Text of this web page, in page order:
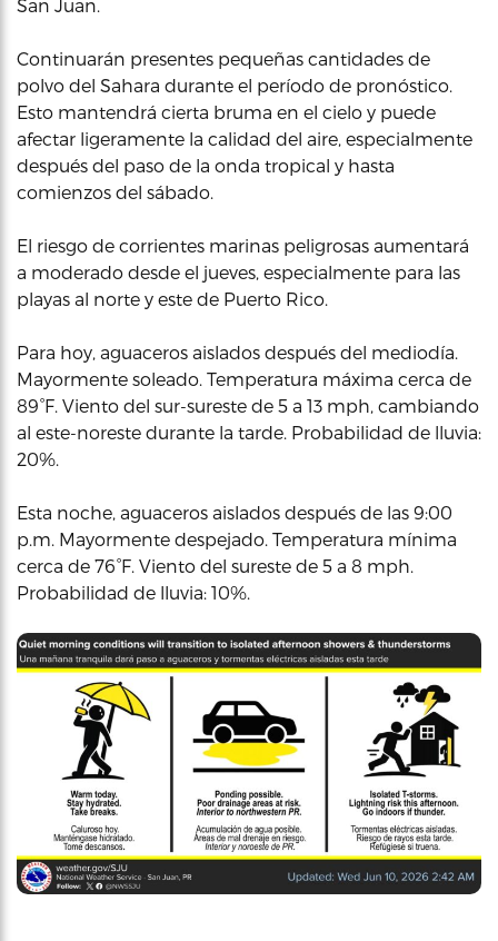
San Juan.
Continuarán presentes pequeñas cantidades de
polvo del Sahara durante el período de pronóstico.
Esto mantendrá cierta bruma en el cielo y puede
afectar ligeramente la calidad del aire, especialmente
después del paso de la onda tropical y hasta
comienzos del sábado.
El riesgo de corrientes marinas peligrosas aumentará
a moderado desde el jueves, especialmente para las
playas al norte y este de Puerto Rico.
Para hoy, aguaceros aislados después del mediodía.
Mayormente soleado. Temperatura máxima cerca de
89°F. Viento del sur-sureste de 5 a 13 mph, cambiando
al este-noreste durante la tarde. Probabilidad de lluvia:
20%.
Esta noche, aguaceros aislados después de las 9:00
p.m. Mayormente despejado. Temperatura mínima
cerca de 76°F. Viento del sureste de 5 a 8 mph.
Probabilidad de lluvia: 10%.